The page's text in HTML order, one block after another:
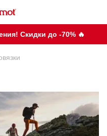
Скидки до -70% 🔥